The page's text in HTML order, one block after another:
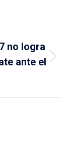
no logra
ante el